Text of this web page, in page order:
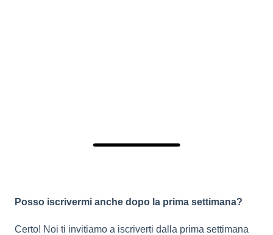
Posso iscrivermi anche dopo la prima settimana?
Certo! Noi ti invitiamo a iscriverti dalla prima settimana